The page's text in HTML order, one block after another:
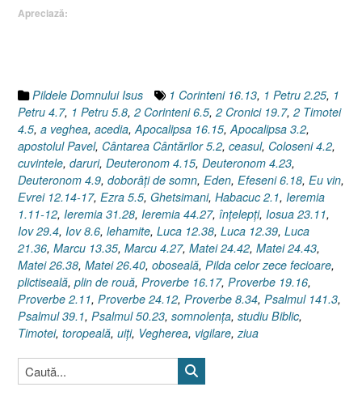
Apreciază:
Pildele Domnului Isus 1 Corinteni 16.13, 1 Petru 2.25, 1
Petru 4.7, 1 Petru 5.8, 2 Corinteni 6.5, 2 Cronici 19.7, 2 Timotei
4.5, a veghea, acedia,Apocalipsa 16.15,Apocalipsa 3.2,
apostolul Pavel, Cântarea Cântărilor 5.2, ceasul, Coloseni 4.2,
cuvintele, daruri, Deuteronom 4.15, Deuteronom 4.23,
Deuteronom 4.9, doborâţi de somn, Eden, Efeseni 6.18, Eu vin,
Evrei 12.14-17, Ezra 5.5, Ghetsimani, Habacuc 2.1, Ieremia
1.11-12, Ieremia 31.28, Ieremia 44.27, înţelepţi, Iosua 23.11,
Iov 29.4, Iov 8.6, lehamite, Luca 12.38, Luca 12.39, Luca
21.36, Marcu 13.35, Marcu 4.27, Matei 24.42, Matei 24.43,
Matei 26.38, Matei 26.40, oboseală, Pilda celor zece fecioare,
plictiseală, plin de rouă, Proverbe 16.17, Proverbe 19.16,
Proverbe 2.11, Proverbe 24.12, Proverbe 8.34, Psalmul 141.3,
Psalmul 39.1, Psalmul 50.23, somnolenţa, studiu Biblic,
Timotei, toropeală, uiţi, Vegherea, vigilare,ziua